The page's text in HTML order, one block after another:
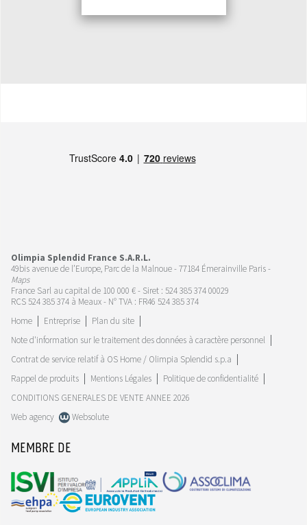
Olimpia Splendid France S.A.R.L.
49bis avenue de l’Europe, Parc de la Malnoue - 77184 Émerainville Paris -
Maps
France Sarl au capital de 100 000 € - Siret : 524 385 374 00029
RCS 524 385 374 à Meaux - N° TVA : FR46 524 385 374
Home
Entreprise
Plan du site
Note d'information sur le traitement des données à caractère personnel
Contrat de service relatif à OS Home / Olimpia Splendid s.p.a
Rappel de produits
Mentions Légales
Politique de confidentialité
CONDITIONS GENERALES DE VENTE ANNEE 2026
Web agency
Websolute
MEMBRE DE